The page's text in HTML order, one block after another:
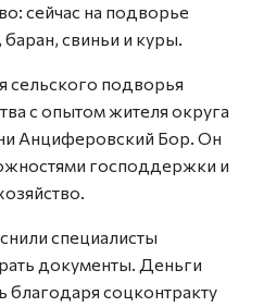
сейчас на подворье
свиньи и куры.
сельского подворья
с опытом жителя округа
Анциферовский Бор. Он
господдержки и
специалисты
документы. Деньги
благодаря соцконтракту